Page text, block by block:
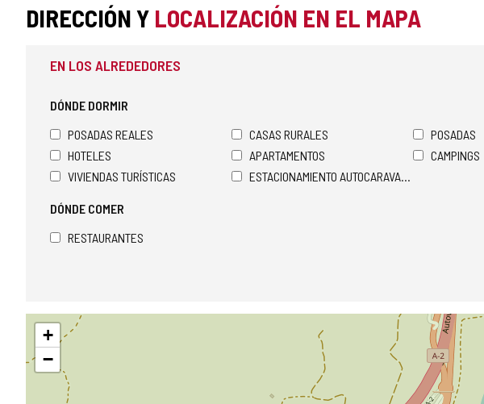
DIRECCIÓN Y LOCALIZACIÓN EN EL MAPA
EN LOS ALREDEDORES
DÓNDE DORMIR
POSADAS REALES
CASAS RURALES POSADAS
HOTELES
APARTAMENTOS CAMPINGS
VIVIENDAS TURÍSTICAS
ESTACIONAMIENTO AUTOCARAVANAS
DÓNDE COMER
RESTAURANTES
Saltar
mapa
+
−